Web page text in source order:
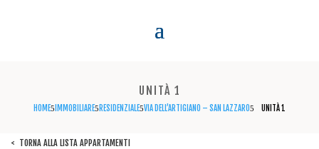
UNITÀ 1
HOME5 IMMOBILIARE5 RESIDENZIALE5VIA DELL’ARTIGIANO – SAN LAZZARO5 UNITÀ 1
< TORNA ALLA LISTA APPARTAMENTI